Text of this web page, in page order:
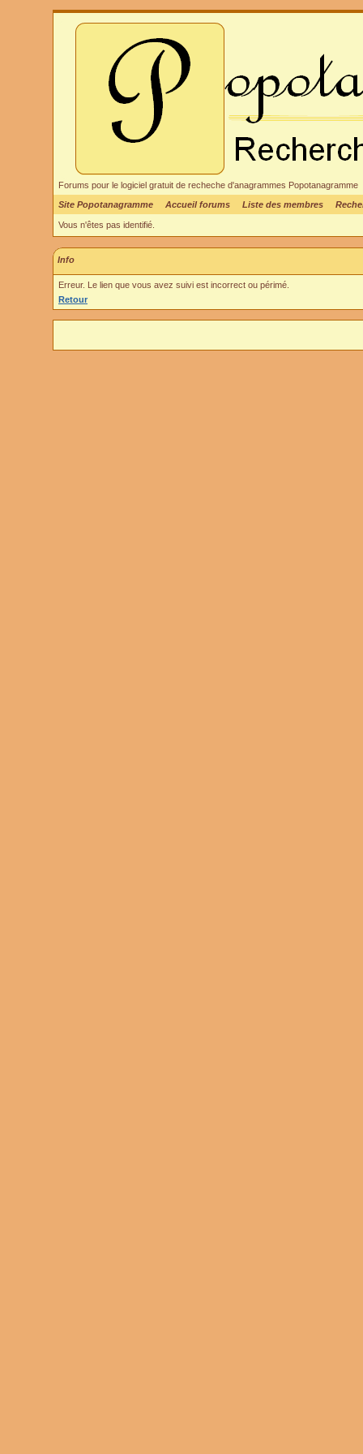
Forums pour le logiciel gratuit de recheche d'anagrammes Popotanagramme
Site Popotanagramme
Accueil forums Liste des membres
Vous n'êtes pas identifié.
Info
Erreur. Le lien que vous avez suivi est incorrect ou périmé.
Retour